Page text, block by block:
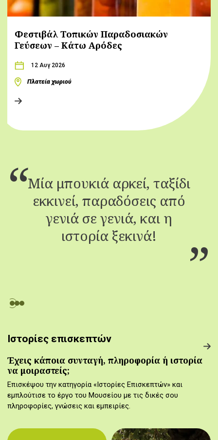
Φεστιβάλ Τοπικών Παραδοσιακών
Γεύσεων – Κάτω Αρόδες
12 Αυγ 2026
Πλατεία χωριού
Μία μπουκιά αρκεί, ταξίδι
εκκινεί, παραδόσεις από
γενιά σε γενιά, και η
ιστορία ξεκινά!
Ιστορίες επισκεπτών
Έχεις κάποια συνταγή, πληροφορία ή ιστορία
να μοιραστείς;
Επισκέψου την κατηγορία «Ιστορίες Επισκεπτών» και
εμπλούτισε το έργο του Μουσείου με τις δικές σου
πληροφορίες, γνώσεις και εμπειρίες.